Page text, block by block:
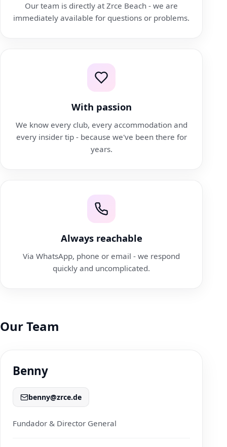
Our team is directly at Zrce Beach - we are
immediately available for questions or problems.
With passion
We know every club, every accommodation and
every insider tip - because we've been there for
years.
Always reachable
Via WhatsApp, phone or email - we respond
quickly and uncomplicated.
Our Team
Benny
benny@zrce.de
Fundador & Director General